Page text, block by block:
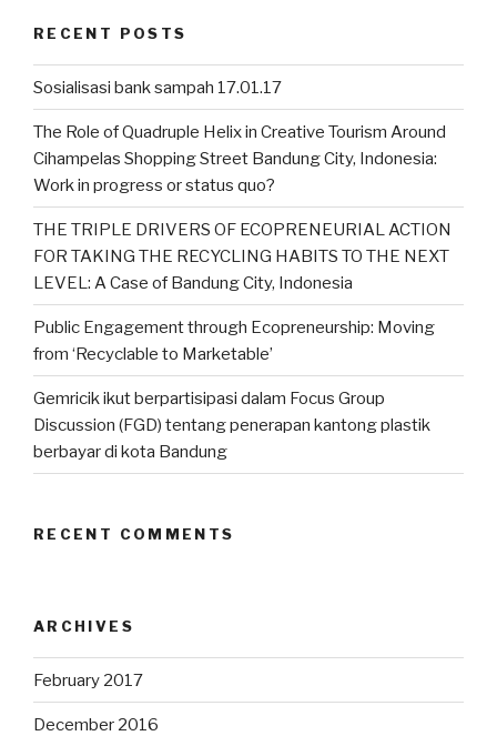
Kertas”
RECENT POSTS
Sosialisasi bank sampah 17.01.17
The Role of Quadruple Helix in Creative Tourism Around
Cihampelas Shopping Street Bandung City, Indonesia:
Work in progress or status quo?
THE TRIPLE DRIVERS OF ECOPRENEURIAL ACTION
FOR TAKING THE RECYCLING HABITS TO THE NEXT
LEVEL: A Case of Bandung City, Indonesia
Public Engagement through Ecopreneurship: Moving
from ‘Recyclable to Marketable’
Gemricik ikut berpartisipasi dalam Focus Group
Discussion (FGD) tentang penerapan kantong plastik
berbayar di kota Bandung
RECENT COMMENTS
ARCHIVES
February 2017
December 2016